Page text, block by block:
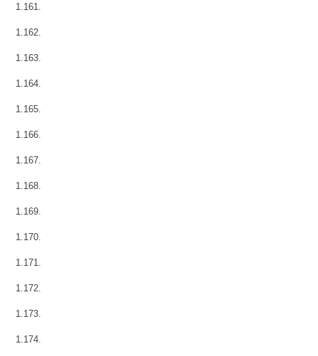
1.161.
1.162.
1.163.
1.164.
1.165.
1.166.
1.167.
1.168.
1.169.
1.170.
1.171.
1.172.
1.173.
1.174.